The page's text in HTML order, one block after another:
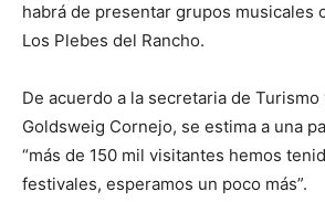
habrá de presentar grupos musicales
Los Plebes del Rancho.
De acuerdo a la secretaria de
Goldsweig Cornejo, se estima a una
“más de 150 mil visitantes hemos
festivales, esperamos un poco más”.